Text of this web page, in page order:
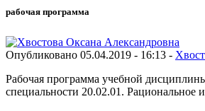
рабочая программа
Опубликовано 05.04.2019 - 16:13 -
Рабочая программа учебной
специальности 20.02.01. Рациональное